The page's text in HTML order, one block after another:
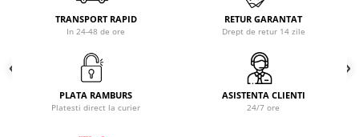
TRANSPORT RAPID
In 24-48 de ore
RETUR GARANTAT
Drept de retur 14 zile
PLATA RAMBURS
Platesti direct la curier
ASISTENTA CLIENTI
24/7 ore